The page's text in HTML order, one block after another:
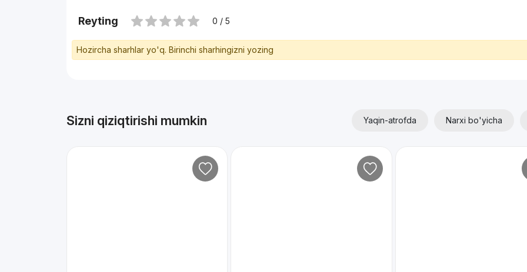
Reyting 0 / 5
Hozircha sharhlar yo'q. Birinchi sharhingizni yozing
Sizni qiziqtirishi mumkin Yaqin-atrofda Narxi bo'yicha